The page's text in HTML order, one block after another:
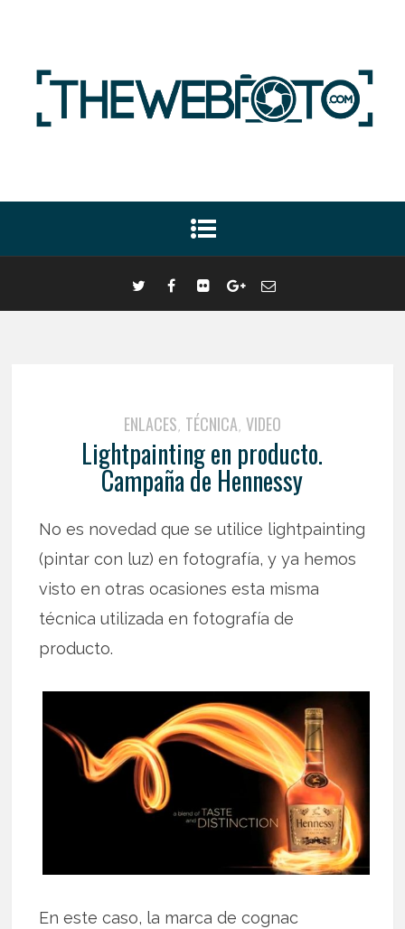
ENLACES, TÉCNICA, VIDEO
Lightpainting en producto.
Campaña de Hennessy
No es novedad que se utilice lightpainting
(pintar con luz) en fotografía, y ya hemos
visto en otras ocasiones esta misma
técnica utilizada en fotografía de
producto.
En este caso, la marca de cognac